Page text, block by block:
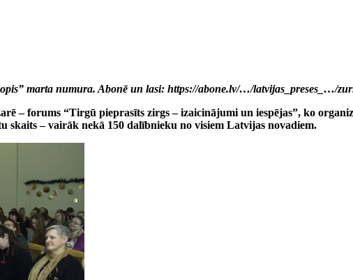
marta numura. Abonē un lasi: https://abone.lv/…/latvijas_preses_…/
– forums “Tirgū pieprasīts zirgs – izaicinājumi un iespējas”, ko
skaits – vairāk nekā 150 dalībnieku no visiem Latvijas novadiem.